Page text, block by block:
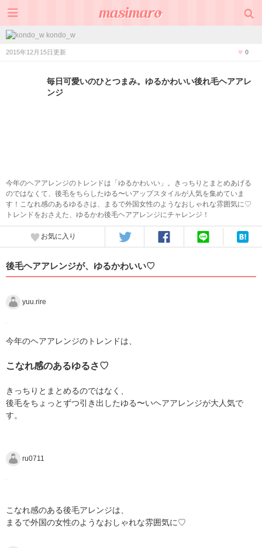
kondo_w
2015年12月15日更新 0
毎日可愛いのひとつまみ。ゆるかわいい後れ毛ヘアアレ
ンジ
今年のヘアアレンジのトレンドは「ゆるかわいい」。きっちりとまとめあげる
のではなくて、後毛をちらしたゆる〜いアップスタイルが人気を集めていま
す！こなれ感のあるゆるさは、まるで外国女性のようなおしゃれな雰囲気に♡
トレンドをおさえた、ゆるかわ後毛ヘアアレンジにチャレンジ！
お気に入り
後毛ヘアアレンジが、ゆるかわいい♡
yuu.rire
今年のヘアアレンジのトレンドは、
こなれ感のあるゆるさ♡
きっちりとまとめるのではなく、
後毛をちょっとずつ引き出したゆる〜いヘアアレンジが大人気で
す。
ru0711
こなれ感のある後毛アレンジは、
まるで外国の女性のようなおしゃれな雰囲気に♡